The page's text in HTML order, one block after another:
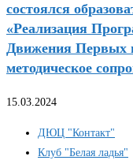
состоялся
«Реализация
Движения Первых
методическое
15.03.2024
ДЮЦ "Контакт"
Клуб "Белая ладья"